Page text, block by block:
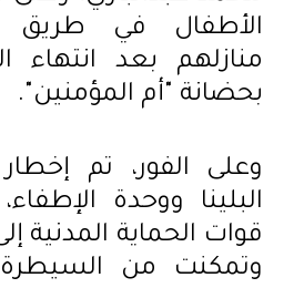
الأطفال في طريق
منازلهم بعد انتهاء
بحضانة "أم المؤمنين".
وعلى الفور، تم
البلينا ووحدة
قوات الحماية المدنية
وتمكنت من